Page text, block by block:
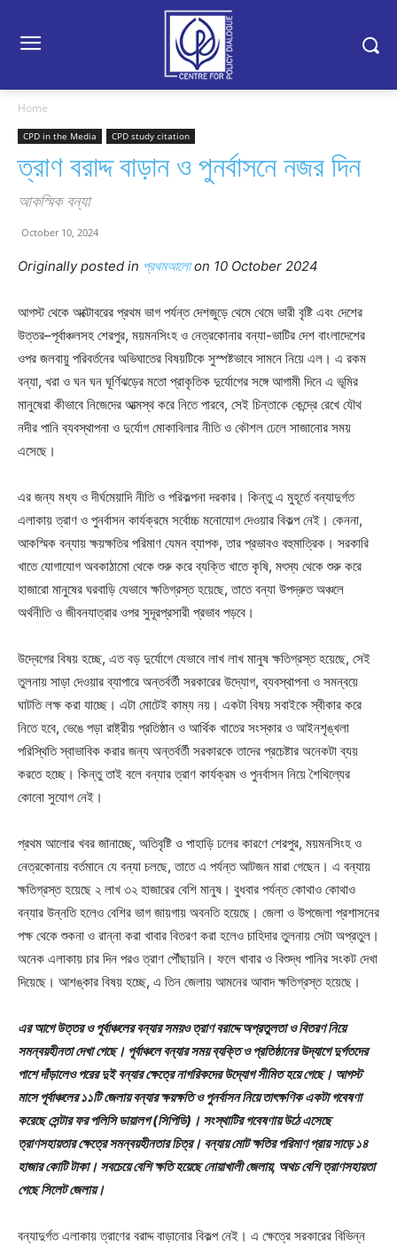
Home
CPD in the Media CPD study citation
ত্রাণ বরাদ্দ বাড়ান ও পুনর্বাসনে নজর দিন
আকস্মিক বন্যা
October 10, 2024
Originally posted in প্রথমআলোon 10 October 2024
আগস্ট থেকে অক্টোবরের প্রথম ভাগ পর্যন্ত দেশজুড়ে থেমে থেমে ভারী বৃষ্টি এবং দেশের
উত্তর–পূর্বাঞ্চলসহ শেরপুর, ময়মনসিংহ ও নেত্রকোনার বন্যা-ভাটির দেশ বাংলাদেশের
ওপর জলবায়ু পরিবর্তনের অভিঘাতের বিষয়টিকে সুস্পষ্টভাবে সামনে নিয়ে এল। এ রকম
বন্যা, খরা ও ঘন ঘন ঘূর্ণিঝড়ের মতো প্রাকৃতিক দুর্যোগের সঙ্গে আগামী দিনে এ ভূমির
মানুষেরা কীভাবে নিজেদের আত্মস্থ করে নিতে পারবে, সেই চিন্তাকে কেন্দ্রে রেখে যৌথ
নদীর পানি ব্যবস্থাপনা ও দুর্যোগ মোকাবিলার নীতি ও কৌশল ঢেলে সাজানোর সময়
এসেছে।
এর জন্য মধ্য ও দীর্ঘমেয়াদি নীতি ও পরিকল্পনা দরকার। কিন্তু এ মুহূর্তে বন্যাদুর্গত
এলাকায় ত্রাণ ও পুনর্বাসন কার্যক্রমে সর্বোচ্চ মনোযোগ দেওয়ার বিকল্প নেই। কেননা,
আকস্মিক বন্যায় ক্ষয়ক্ষতির পরিমাণ যেমন ব্যাপক, তার প্রভাবও বহুমাত্রিক। সরকারি
খাতে যোগাযোগ অবকাঠামো থেকে শুরু করে ব্যক্তি খাতে কৃষি, মৎস্য থেকে শুরু করে
হাজারো মানুষের ঘরবাড়ি যেভাবে ক্ষতিগ্রস্ত হয়েছে, তাতে বন্যা উপদ্রুত অঞ্চলে
অর্থনীতি ও জীবনযাত্রার ওপর সুদূরপ্রসারী প্রভাব পড়বে।
উদ্বেগের বিষয় হচ্ছে, এত বড় দুর্যোগে যেভাবে লাখ লাখ মানুষ ক্ষতিগ্রস্ত হয়েছে, সেই
তুলনায় সাড়া দেওয়ার ব্যাপারে অন্তর্বর্তী সরকারের উদ্যোগ, ব্যবস্থাপনা ও সমন্বয়ে
ঘাটতি লক্ষ করা যাচ্ছে। এটা মোটেই কাম্য নয়। একটা বিষয় সবাইকে স্বীকার করে
নিতে হবে, ভেঙে পড়া রাষ্ট্রীয় প্রতিষ্ঠান ও আর্থিক খাতের সংস্কার ও আইনশৃঙ্খলা
পরিস্থিতি স্বাভাবিক করার জন্য অন্তর্বর্তী সরকারকে তাদের প্রচেষ্টার অনেকটা ব্যয়
করতে হচ্ছে। কিন্তু তাই বলে বন্যার ত্রাণ কার্যক্রম ও পুনর্বাসন নিয়ে শৈথিল্যের
কোনো সুযোগ নেই।
প্রথম আলোর খবর জানাচ্ছে, অতিবৃষ্টি ও পাহাড়ি ঢলের কারণে শেরপুর, ময়মনসিংহ ও
নেত্রকোনায় বর্তমানে যে বন্যা চলছে, তাতে এ পর্যন্ত আটজন মারা গেছেন। এ বন্যায়
ক্ষতিগ্রস্ত হয়েছে ২ লাখ ৩২ হাজারের বেশি মানুষ। বুধবার পর্যন্ত কোথাও কোথাও
বন্যার উন্নতি হলেও বেশির ভাগ জায়গায় অবনতি হয়েছে। জেলা ও উপজেলা প্রশাসনের
পক্ষ থেকে শুকনা ও রান্না করা খাবার বিতরণ করা হলেও চাহিদার তুলনায় সেটা অপ্রতুল।
অনেক এলাকায় চার দিন পরও ত্রাণ পৌঁছায়নি। ফলে খাবার ও বিশুদ্ধ পানির সংকট দেখা
দিয়েছে। আশঙ্কার বিষয় হচ্ছে, এ তিন জেলায় আমনের আবাদ ক্ষতিগ্রস্ত হয়েছে।
এর আগে উত্তর ও পূর্বাঞ্চলের বন্যার সময়ও ত্রাণ বরাদ্দে অপ্রতুলতা ও বিতরণ নিয়ে
সমন্বয়হীনতা দেখা গেছে। পূর্বাঞ্চলে বন্যার সময় ব্যক্তি ও প্রতিষ্ঠানের উদ্যাগে দুর্গতদের
পাশে দাঁড়ালেও পরের দুই বন্যার ক্ষেত্রে নাগরিকদের উদ্যোগ সীমিত হয়ে গেছে। আগস্ট
মাসে পূর্বাঞ্চলের ১১টি জেলায় বন্যার ক্ষয়ক্ষতি ও পুনর্বাসন নিয়ে তাৎক্ষণিক একটা গবেষণা
করেছে সেন্টার ফর পলিসি ডায়ালগ (সিপিডি)। সংস্থাটির গবেষণায় উঠে এসেছে
ত্রাণসহায়তার ক্ষেত্রে সমন্বয়হীনতার চিত্র। বন্যায় মোট ক্ষতির পরিমাণ প্রায় সাড়ে ১৪
হাজার কোটি টাকা। সবচেয়ে বেশি ক্ষতি হয়েছে নোয়াখালী জেলায়, অথচ বেশি ত্রাণসহায়তা
গেছে সিলেট জেলায়।
বন্যাদুর্গত এলাকায় ত্রাণের বরাদ্দ বাড়ানোর বিকল্প নেই। এ ক্ষেত্রে সরকারের বিভিন্ন